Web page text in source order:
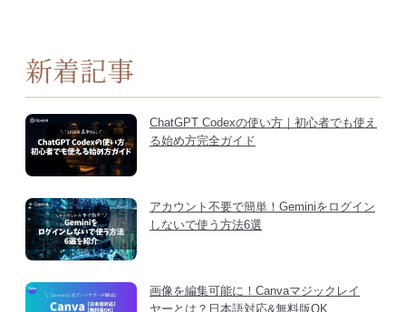
新着記事
ChatGPT Codexの使い方｜初心者でも使え
る始め方完全ガイド
アカウント不要で簡単！Geminiをログイン
しないで使う方法6選
画像を編集可能に！Canvaマジックレイ
ヤーとは？日本語対応&無料版OK